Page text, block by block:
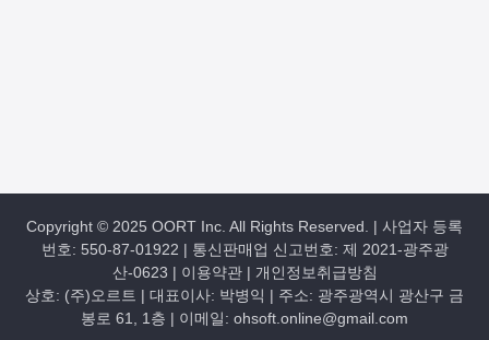
Copyright © 2025 OORT Inc. All Rights Reserved. | 사업자 등록
번호: 550-87-01922 | 통신판매업 신고번호: 제 2021-광주광
산-0623 | 이용약관| 개인정보취급방침
상호: (주)오르트 | 대표이사: 박병익 | 주소: 광주광역시 광산구 금
봉로 61, 1층 | 이메일: ohsoft.online@gmail.com